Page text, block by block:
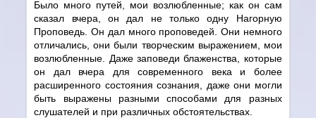
Было много путей, мои возлюбленные; как он сам
сказал вчера, он дал не только одну Нагорную
Проповедь. Он дал много проповедей. Они немного
отличались, они были творческим выражением, мои
возлюбленные. Даже заповеди блаженства, которые
он дал вчера для современного века и более
расширенного состояния сознания, даже они могли
быть выражены разными способами для разных
слушателей и при различных обстоятельствах.